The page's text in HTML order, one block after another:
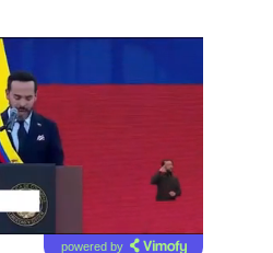
powered by